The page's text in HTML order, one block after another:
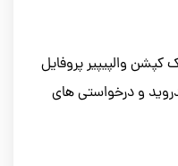
والپیپیر پروفایل
و درخواستی های